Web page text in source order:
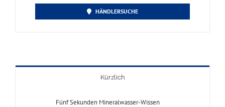
HÄNDLERSUCHE
Kürzlich
Fünf Sekunden Mineralwasser-Wissen